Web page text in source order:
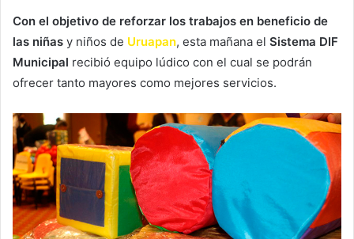
Con el objetivo de reforzar los trabajos en beneficio de
las niñas y niños de Uruapan, esta mañana el Sistema DIF
Municipal recibió equipo lúdico con el cual se podrán
ofrecer tanto mayores como mejores servicios.